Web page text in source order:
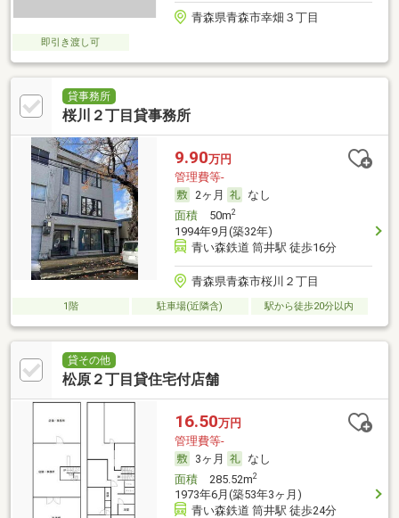
青森県青森市幸畑３丁目
即引き渡し可
貸事務所
桜川２丁目貸事務所
9.90万円
管理費等-
2ヶ月
なし
面積50m2
1994年9月(築32年)
青い森鉄道 筒井駅 徒歩16分
青森県青森市桜川２丁目
1階 駐車場(近隣含) 駅から徒歩20分以内
貸その他
松原２丁目貸住宅付店舗
16.50万円
管理費等-
3ヶ月
なし
面積285.52m2
1973年6月(築53年3ヶ月)
青い森鉄道 筒井駅 徒歩24分